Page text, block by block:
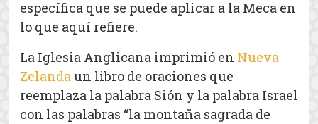
específica que se puede aplicar a la Meca en
lo que aquí refiere.
La Iglesia Anglicana imprimió en Nueva
Zelanda un libro de oraciones que
reemplaza la palabra Sión y la palabra Israel
con las palabras “la montaña sagrada de